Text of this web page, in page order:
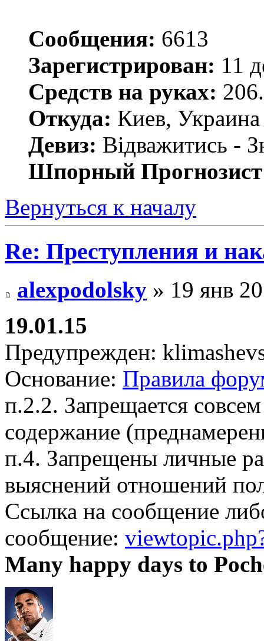
Сообщения: 6613
Зарегистрирован: 11
Средств на руках:
Откуда: Киев, Украина
Девиз: Відважитись -
Шпорный
Вернуться к началу
Re: Преступления и
alexpodolsky » 19 янв
19.01.15
Предупрежден:
Основание: Правила
п.2.2. Запрещается
содержание
п.4. Запрещены личные
выяснений отношений
Ссылка на сообщение
сообщение:
Many happy days to